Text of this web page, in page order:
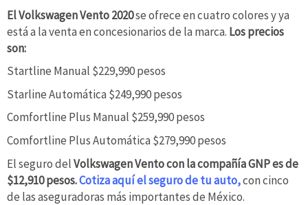
El Volkswagen Vento 2020se ofrece en cuatro colores y ya
está a la venta en concesionarios de la marca. Los precios
son:
Startline Manual $229,990 pesos
Starline Automática $249,990 pesos
Comfortline Plus Manual $259,990 pesos
Comfortline Plus Automática $279,990 pesos
El seguro delVolkswagen Vento con la compañía GNP es de
$12,910 pesos.Cotiza aquí el seguro de tu auto,con cinco
de las aseguradoras más importantes de México.